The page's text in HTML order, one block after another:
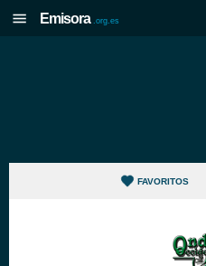
Emisora .org.es
FAVORITOS